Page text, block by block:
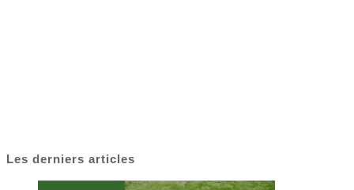
Les derniers articles